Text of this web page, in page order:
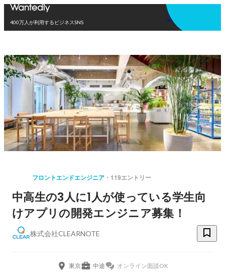
400万人が利用するビジネスSNS
アプリを使う
フロントエンドエンジニア 119エントリー
中高生の3人に1人が使っている学生向
けアプリの開発エンジニア募集！
株式会社CLEARNOTE
東京 中途 オンライン面談OK